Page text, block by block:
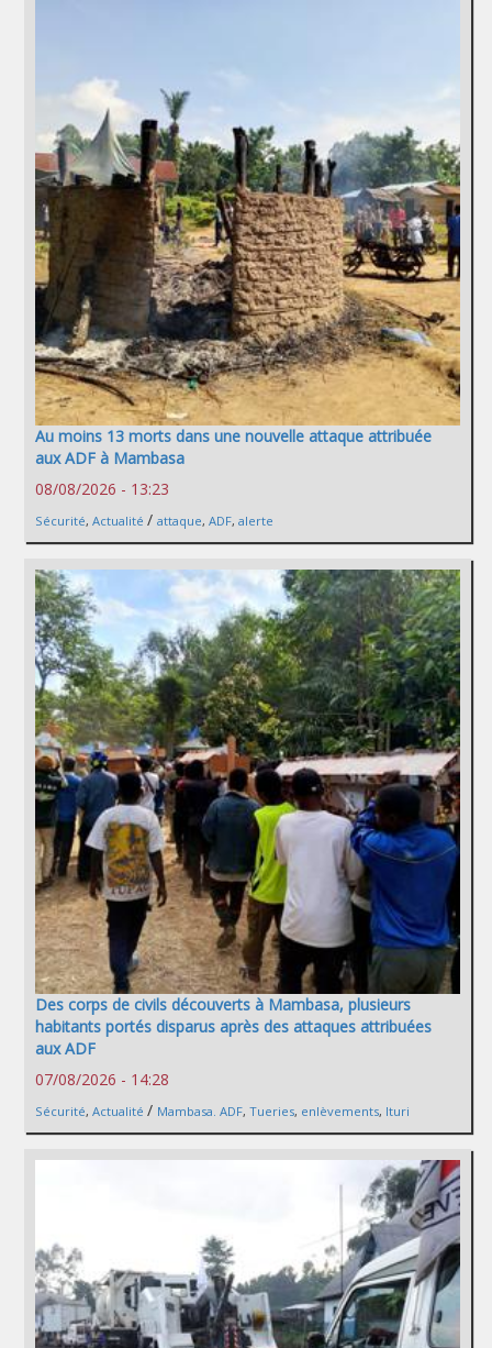
Au moins 13 morts dans une nouvelle attaque attribuée
aux ADF à Mambasa
08/08/2026 - 13:23
Sécurité, Actualité / attaque, ADF, alerte
Des corps de civils découverts à Mambasa, plusieurs
habitants portés disparus après des attaques attribuées
aux ADF
07/08/2026 - 14:28
Sécurité, Actualité / Mambasa. ADF, Tueries, enlèvements, Ituri